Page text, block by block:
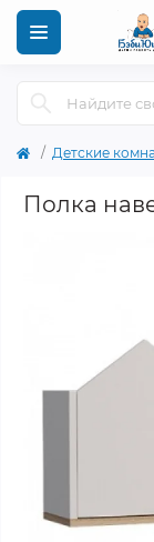
Детские
Полка